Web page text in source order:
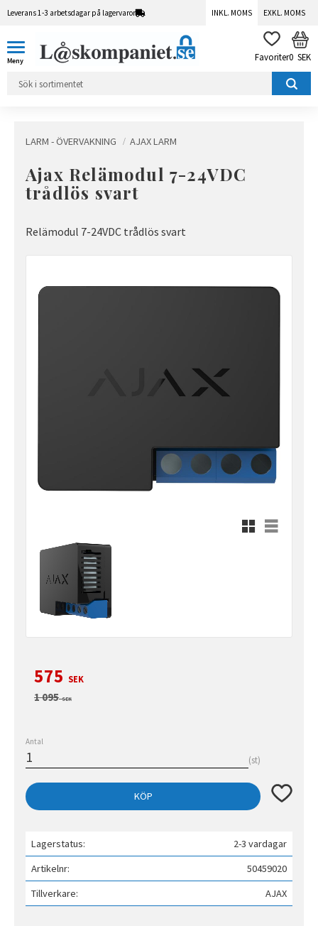
Leverans 1-3 arbetsdagar på lagervaror INKL. MOMS EXKL. MOMS
FAVORITER
0 SEK
LARM - ÖVERVAKNING AJAX LARM
Ajax Relämodul 7-24VDC
trådlös svart
Relämodul 7-24VDC trådlös svart
Rutnätsvy
Listvy
Nedsatt pris:
575 SEK
Ordinarie pris:
1 095SEK
Antal
st
KÖP Lägg till
Lagerstatus
2-3 vardagar
Artikelnr
50459020
Tillverkare
AJAX